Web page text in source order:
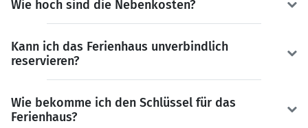
Wie hoch sind die Nebenkosten?
Kann ich das Ferienhaus unverbindlich
reservieren?
Wie bekomme ich den Schlüssel für das
Ferienhaus?